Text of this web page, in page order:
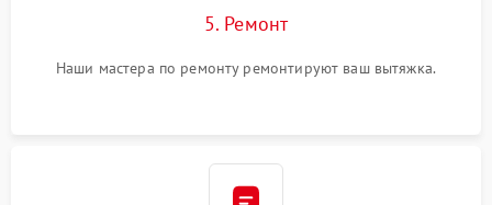
5. Ремонт
Наши мастера по ремонту ремонтируют ваш вытяжка.